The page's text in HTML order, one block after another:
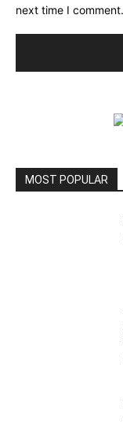
next time I comment.
MOST POPULAR